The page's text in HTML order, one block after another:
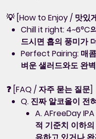
💡 [How to Enjoy / 맛있
Chill it right: 4~6°C
드시면 홉의 풍미가
Perfect Pairing: 매
벼운 샐러드와도 완
❓ [FAQ / 자주 묻는 질문]
Q. 진짜 알코올이 전
A. AFreeDay
적 기준치 이하